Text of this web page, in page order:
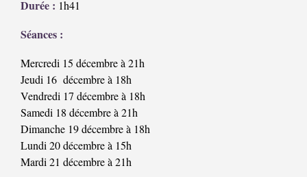
Durée : 1h41
Séances :
Mercredi 15 décembre à 21h
Jeudi 16 décembre à 18h
Vendredi 17 décembre à 18h
Samedi 18 décembre à 21h
Dimanche 19 décembre à 18h
Lundi 20 décembre à 15h
Mardi 21 décembre à 21h